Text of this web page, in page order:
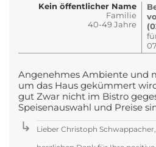
Kein öffentlicher Name
Familie
40-49 Jahre
Angenehmes Ambiente und
um das Haus gekümmert
gut Zwar nicht im Bistro
Speisenauswahl und Preise
Lieber Christoph Schwappacher,